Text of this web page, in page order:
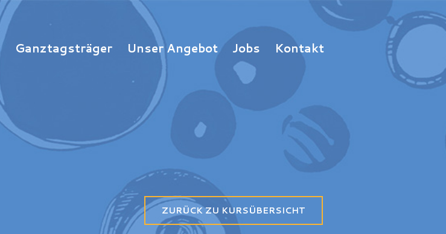
Ganztagsträger Unser Angebot Jobs Kontakt
ZURÜCK ZU KURSÜBERSICHT